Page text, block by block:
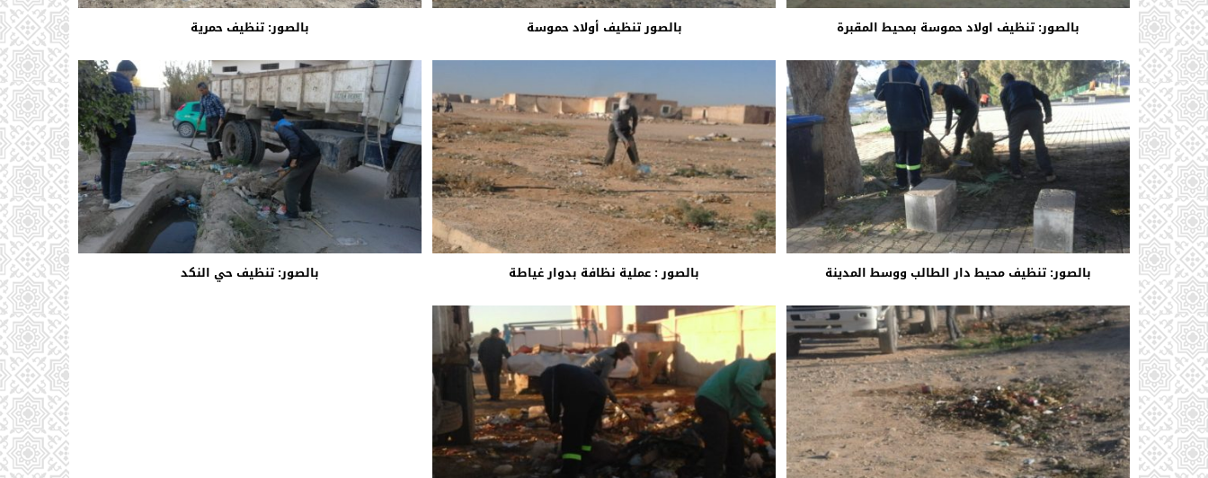
بالصور: تنظيف اولاد حموسة بمحيط المقبرة بالصور تنظيف أولاد حموسة بالصور: تنظيف حمرية
بالصور: تنظيف محيط دار الطالب ووسط المدينة بالصور : عملية نظافة بدوار غياطة بالصور: تنظيف حي النكد